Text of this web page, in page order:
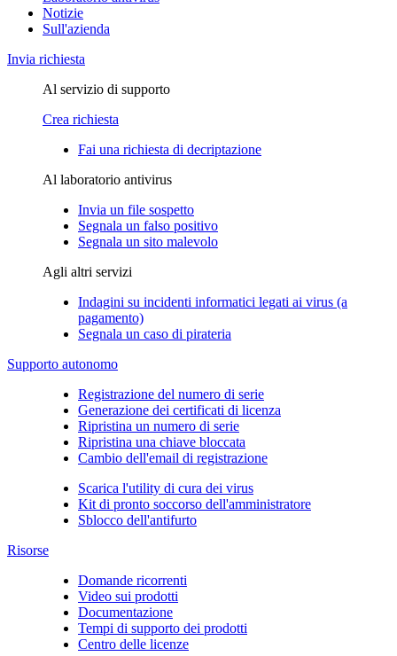
Notizie
Sull'azienda
Invia richiesta
Al servizio di supporto
Crea richiesta
Fai una richiesta di decriptazione
Al laboratorio antivirus
Invia un file sospetto
Segnala un falso positivo
Segnala un sito malevolo
Agli altri servizi
Indagini su incidenti informatici legati ai virus (a
pagamento)
Segnala un caso di pirateria
Supporto autonomo
Registrazione del numero di serie
Generazione dei certificati di licenza
Ripristina un numero di serie
Ripristina una chiave bloccata
Cambio dell'email di registrazione
Scarica l'utility di cura dei virus
Kit di pronto soccorso dell'amministratore
Sblocco dell'antifurto
Risorse
Domande ricorrenti
Video sui prodotti
Documentazione
Tempi di supporto dei prodotti
Centro delle licenze